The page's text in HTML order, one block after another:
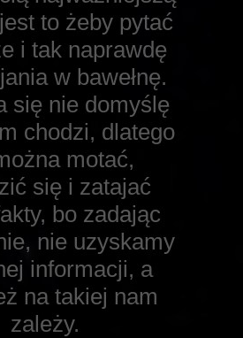
to żeby pytać
i tak naprawdę
w bawełnę.
się nie domyślę
chodzi, dlatego
motać,
się i zatajać
bo zadając
nie uzyskamy
informacji, a
na takiej nam
zależy.